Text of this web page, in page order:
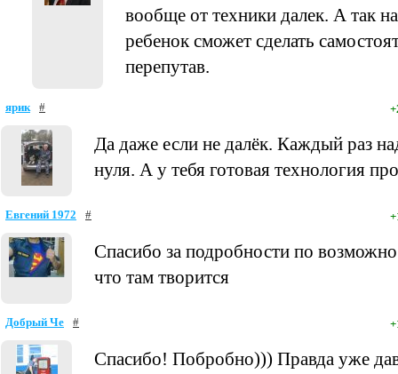
вообще от техники далек. А так
ребенок сможет сделать
перепутав.
ярик #
Да даже если не далёк. Каждый раз
нуля. А у тебя готовая технология
Евгений 1972 #
Спасибо за подробности по
что там творится
Добрый Че #
Спасибо! Побробно))) Правда уже